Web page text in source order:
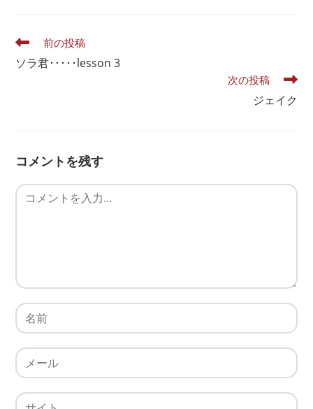
前の投稿
ソラ君･････lesson 3
次の投稿
ジェイク
コメントを残す